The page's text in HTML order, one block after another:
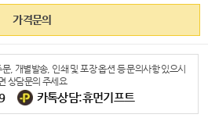
가격문의
, 개별발송, 인쇄 및 포장 옵션 등 문의사항 있으시
상담문의 주세요
카톡상담:휴먼기프트